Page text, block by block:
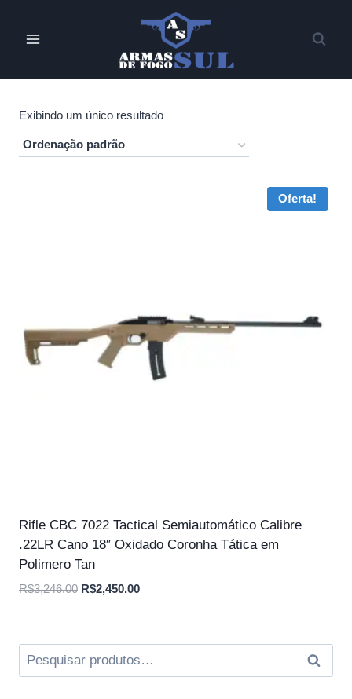
Exibindo um único resultado
Oferta!
Rifle CBC 7022 Tactical Semiautomático Calibre
.22LR Cano 18″ Oxidado Coronha Tática em
Polimero Tan
R$3,246.00 O
era:
R$3,246.00.
R$2,450.00O
é:
R$2,450.00.
Pesquisar
por: